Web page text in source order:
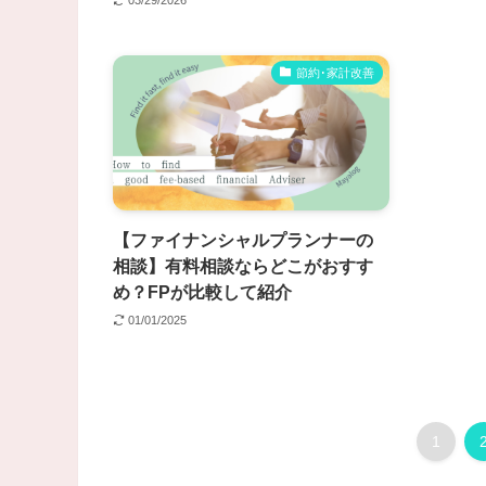
節約･家計改善
【ファイナンシャルプランナーの
相談】有料相談ならどこがおすす
め？FPが比較して紹介
01/01/2025
1 2